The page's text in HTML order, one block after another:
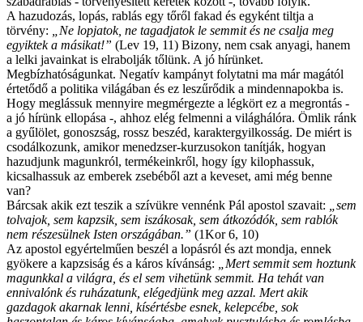
A hazudozás, lopás, rablás egy tőről fakad és egyként tiltja a
törvény:
„Ne lopjatok, ne tagadjatok le semmit és ne csalja meg
egyiktek a másikat!” (Lev 19, 11) Bizony, nem csak anyagi, hanem
a lelki javainkat is elrabolják tőlünk. A jó hírünket.
Megbízhatóságunkat. Negatív kampányt folytatni ma már magától
értetődő a politika világában és ez leszűrődik a mindennapokba is.
Hogy meglássuk mennyire megmérgezte a légkört ez a megrontás -
a jó hírünk ellopása -, ahhoz elég felmenni a világhálóra. Ömlik ránk
a gyűlölet, gonoszság, rossz beszéd, karaktergyilkosság. De miért is
csodálkozunk, amikor menedzser-kurzusokon tanítják, hogyan
hazudjunk magunkról, termékeinkről, hogy így kilophassuk,
kicsalhassuk az emberek zsebéből azt a keveset, ami még benne
van?
Bárcsak akik ezt teszik a szívükre vennénk Pál apostol szavait:
sem
tolvajok, sem kapzsik, sem iszákosak, sem átkozódók, sem rablók
nem részesülnek Isten országában.” (1Kor 6, 10)
Az apostol egyértelműen beszél a lopásról és azt mondja, ennek
gyökere a kapzsiság és a káros kívánság:
Mert semmit sem hoztunk
magunkkal a világra, és el sem vihetünk semmit. Ha tehát van
ennivalónk és ruházatunk, elégedjünk meg azzal. Mert akik
gazdagok akarnak lenni, kísértésbe esnek, kelepcébe, sok